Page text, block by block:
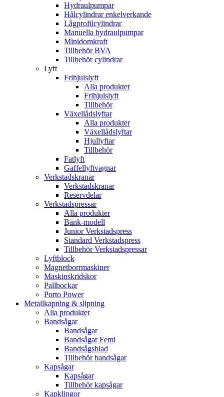
Hydraulpumpar
Hålcylindrar enkelverkande
Lågprofilcylindrar
Manuella hydraulpumpar
Minidomkraft
Tillbehör BVA
Tillbehör cylindrar
Lyft
Frihjulslyft
Alla produkter
Frihjulslyft
Tillbehör
Växellådslyftar
Alla produkter
Växellådslyftar
Hjullyftar
Tillbehör
Fatlyft
Gaffellyftvagnar
Verkstadskranar
Verkstadskranar
Reservdelar
Verkstadspressar
Alla produkter
Bänk-modell
Junior Verkstadspress
Standard Verkstadspress
Tillbehör Verkstadspressar
Lyftblock
Magnetborrmaskiner
Maskinskridskor
Pallbockar
Porto Power
Metallkapning & slipning
Alla produkter
Bandsågar
Bandsågar
Bandsågar Femi
Bandsågsblad
Tillbehör bandsågar
Kapsågar
Kapsågar
Tillbehör kapsågar
Kapklingor